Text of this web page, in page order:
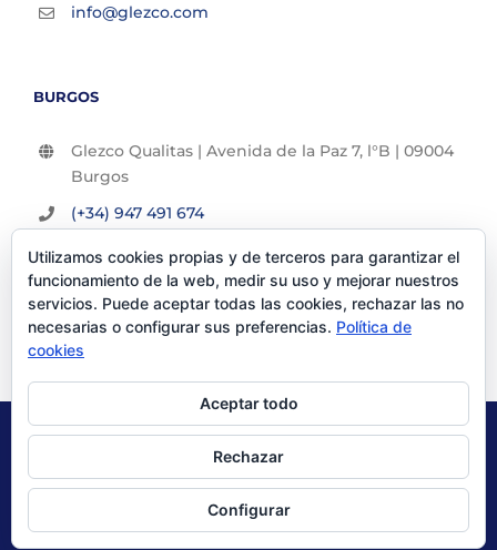
info@glezco.com
BURGOS
Glezco Qualitas | Avenida de la Paz 7, l°B | 09004
Burgos
(+34) 947 491 674
info@glezco.com
© Glezco Asesores y Consultores 2019 | Todos los derechos
Politica de Privacidad
X LinkedInYouTube
Utilizamos cookies propias y de terceros para garantizar el
funcionamiento de la web, medir su uso y mejorar nuestros
servicios. Puede aceptar todas las cookies, rechazar las no
necesarias o configurar sus preferencias. Política de
cookies
Aceptar todo
Rechazar
Configurar